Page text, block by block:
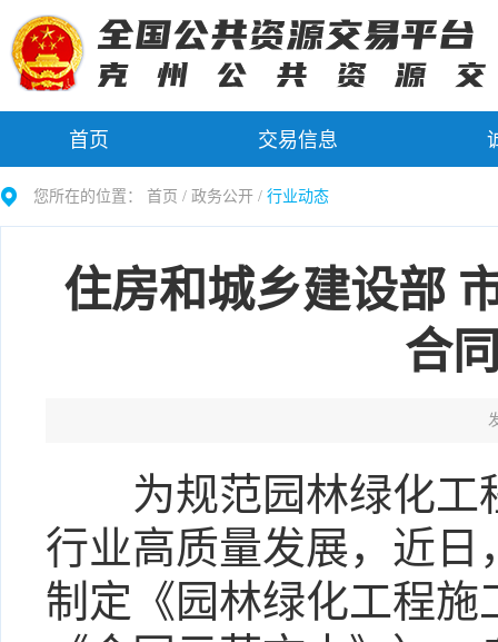
首页 交易信息
您所在的位置： 首页 / 政务公开 / 行业动态
住房和城乡建设部
合
为规范园林绿化工
行业高质量发展，近
制定《园林绿化工程